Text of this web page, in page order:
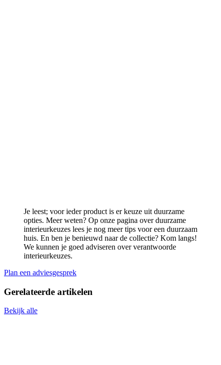
Je leest; voor ieder product is er keuze uit duurzame
opties. Meer weten? Op onze pagina over duurzame
interieurkeuzes lees je nog meer tips voor een duurzaam
huis. En ben je benieuwd naar de collectie? Kom langs!
We kunnen je goed adviseren over verantwoorde
interieurkeuzes.
Plan een adviesgesprek
Gerelateerde artikelen
Bekijk alle